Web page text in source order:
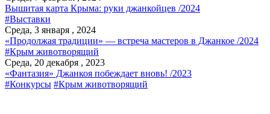
Вышитая карта Крыма: руки джанкойцев /2024
#Выставки
Среда, 3 января , 2024
«Продолжая традиции» — встреча мастеров в Джанкое /2024
#Крым животворящий
Среда, 20 декабря , 2023
«Фантазия» Джанкоя побеждает вновь! /2023
#Конкурсы #Крым животворящий